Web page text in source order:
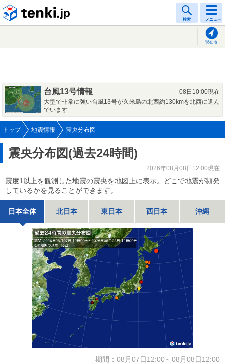
検索 メニュー
現在地
台風13号情報
08日10:00現在
大型で非常に強い台風13号が久米島の北西約130kmを北西に進ん
でいます
トップ 地震情報 震央分布図
震央分布図(過去24時間)
2026年08月08日12:00現在
震度1以上を観測した地震の震央を地図上に表示。どこで地震が頻発
しているかを見ることができます。
日本全体 北日本 東日本 西日本 沖縄
期間：08月07日12:00～08月08日12:00